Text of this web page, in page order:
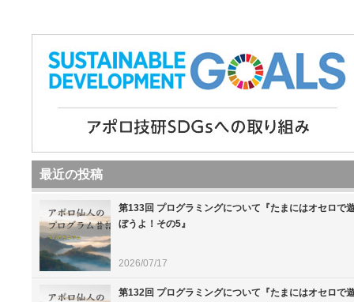
最近の投稿
第133回 プログラミングについて『たまにはオセロで
ぼうよ！その5』
2026/07/17
第132回 プログラミングについて『たまにはオセロで